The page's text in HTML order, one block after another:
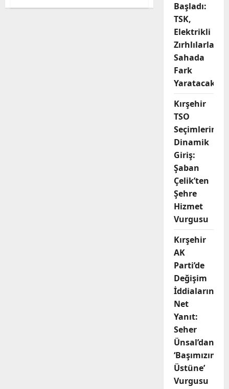
Başladı:
TSK,
Elektrikli
Zırhlılarla
Sahada
Fark
Yaratacak
Kırşehir
TSO
Seçimlerine
Dinamik
Giriş:
Şaban
Çelik’ten
Şehre
Hizmet
Vurgusu
Kırşehir
AK
Parti’de
Değişim
İddialarına
Net
Yanıt:
Seher
Ünsal’dan
‘Başımızın
Üstüne’
Vurgusu